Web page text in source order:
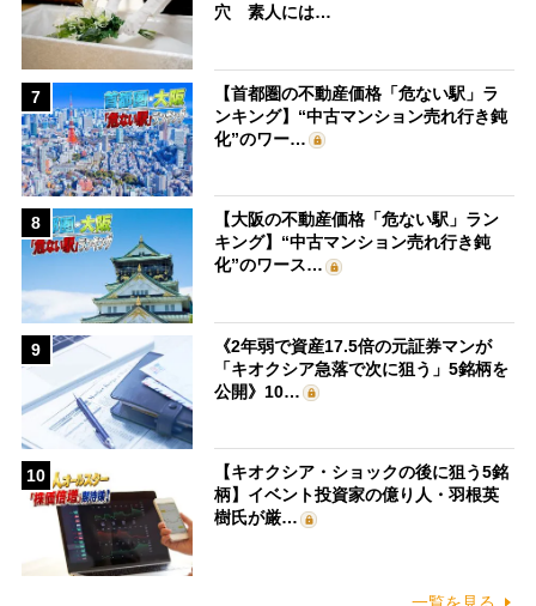
穴 素人には…
7
【首都圏の不動産価格「危ない駅」ラ
ンキング】“中古マンション売れ行き鈍
化”のワー…
8
【大阪の不動産価格「危ない駅」ラン
キング】“中古マンション売れ行き鈍
化”のワース…
9
《2年弱で資産17.5倍の元証券マンが
「キオクシア急落で次に狙う」5銘柄を
公開》10…
10
【キオクシア・ショックの後に狙う5銘
柄】イベント投資家の億り人・羽根英
樹氏が厳…
一覧を見る